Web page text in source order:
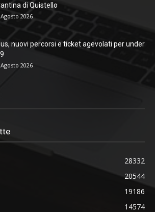
di Quistello
2026
nuovi percorsi e ticket agevolati per under
2026
28332
20544
19186
14574